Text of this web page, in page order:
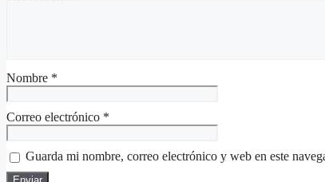
Nombre *
Correo electrónico *
Guarda mi nombre, correo electrónico y web en este